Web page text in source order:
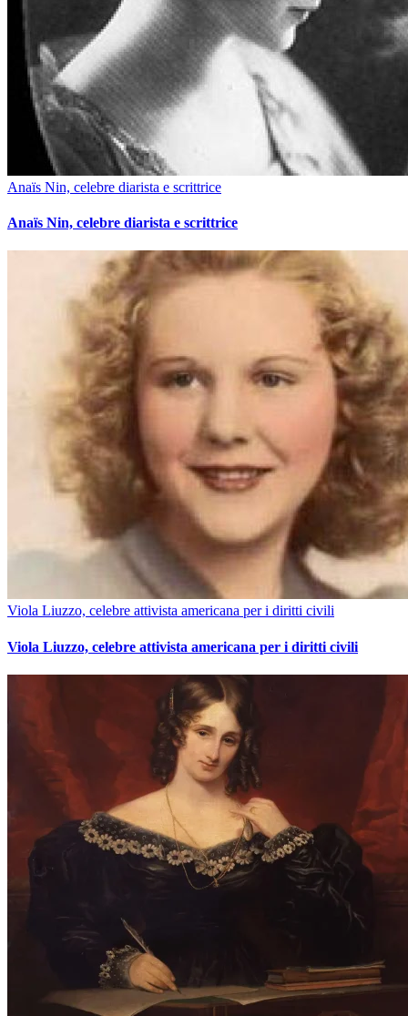
Anaïs Nin, celebre diarista e scrittrice
Anaïs Nin, celebre diarista e scrittrice
Viola Liuzzo, celebre attivista americana per i diritti civili
Viola Liuzzo, celebre attivista americana per i diritti civili